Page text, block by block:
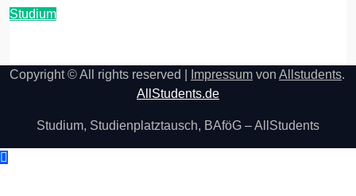
Studium
Copyright © All rights reserved Impressum von Allstudents.
AllStudents.de
Studium, Studienplatztausch, BAföG – AllStudents